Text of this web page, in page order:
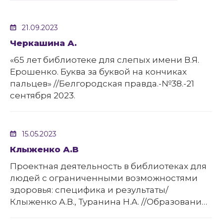
21.09.2023
Черкашина А.
«65 лет библиотеке для слепых имени В.Я.
Ерошенко. Буква за буквой на кончиках
пальцев» //Белгородская правда.-№38.-21
сентября 2023.
15.05.2023
Клыженко А.В
Проектная деятельность в библиотеках для
людей с ограниченными возможностями
здоровья: специфика и результаты/
Клыженко А.В., Туранина Н.А. //Образование